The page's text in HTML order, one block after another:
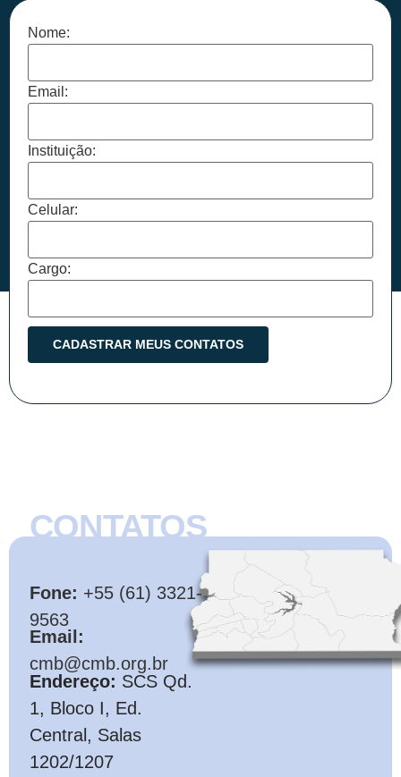
Nome:
Email:
Instituição:
Celular:
Cargo:
CONTATOS
Fone: +55 (61) 3321-
9563
Email:
cmb@cmb.org.br
Endereço: SCS Qd.
1, Bloco I, Ed.
Central, Salas
1202/1207